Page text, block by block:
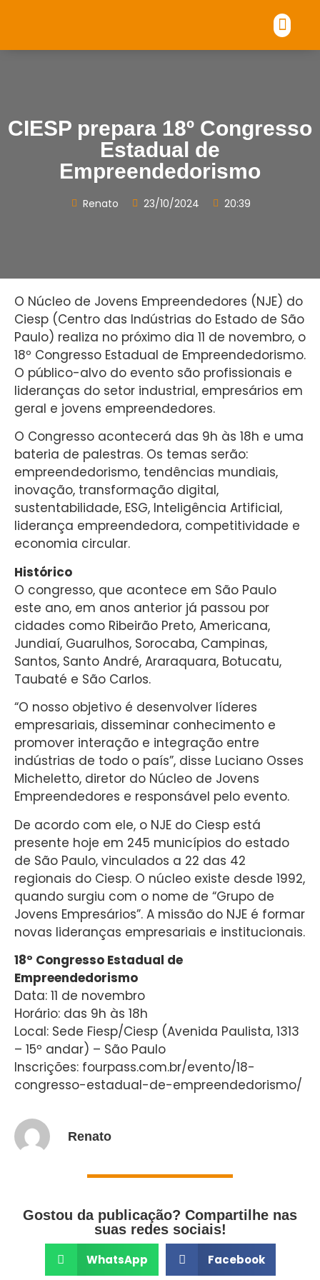
CIESP prepara 18º Congresso
Estadual de
Empreendedorismo
Renato 23/10/2024 20:39
O Núcleo de Jovens Empreendedores (NJE) do
Ciesp (Centro das Indústrias do Estado de São
Paulo) realiza no próximo dia 11 de novembro, o
18º Congresso Estadual de Empreendedorismo.
O público-alvo do evento são profissionais e
lideranças do setor industrial, empresários em
geral e jovens empreendedores.
O Congresso acontecerá das 9h às 18h e uma
bateria de palestras. Os temas serão:
empreendedorismo, tendências mundiais,
inovação, transformação digital,
sustentabilidade, ESG, Inteligência Artificial,
liderança empreendedora, competitividade e
economia circular.
Histórico
O congresso, que acontece em São Paulo
este ano, em anos anterior já passou por
cidades como Ribeirão Preto, Americana,
Jundiaí, Guarulhos, Sorocaba, Campinas,
Santos, Santo André, Araraquara, Botucatu,
Taubaté e São Carlos.
“O nosso objetivo é desenvolver líderes
empresariais, disseminar conhecimento e
promover interação e integração entre
indústrias de todo o país”, disse Luciano Osses
Micheletto, diretor do Núcleo de Jovens
Empreendedores e responsável pelo evento.
De acordo com ele, o NJE do Ciesp está
presente hoje em 245 municípios do estado
de São Paulo, vinculados a 22 das 42
regionais do Ciesp. O núcleo existe desde 1992,
quando surgiu com o nome de “Grupo de
Jovens Empresários”. A missão do NJE é formar
novas lideranças empresariais e institucionais.
18º Congresso Estadual de
Empreendedorismo
Data: 11 de novembro
Horário: das 9h às 18h
Local: Sede Fiesp/Ciesp (Avenida Paulista, 1313
– 15º andar) – São Paulo
Inscrições: fourpass.com.br/evento/18-
congresso-estadual-de-empreendedorismo/
Renato
Gostou da publicação? Compartilhe nas
suas redes sociais!
WhatsApp Facebook